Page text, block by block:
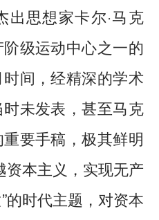
出思想家卡尔·马克
级运动中心之一的
间，经精深的学术
未发表，甚至马克
要手稿，极其鲜明
资本主义，实现无产
的时代主题，对资本